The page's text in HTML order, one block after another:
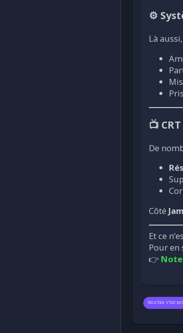
⚙️
Là
📺
De
Côté
Et ce
Pour en
👉
Recalbox V10.0-